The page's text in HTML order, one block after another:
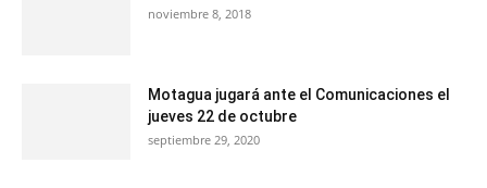
noviembre 8, 2018
Motagua jugará ante el Comunicaciones el
jueves 22 de octubre
septiembre 29, 2020